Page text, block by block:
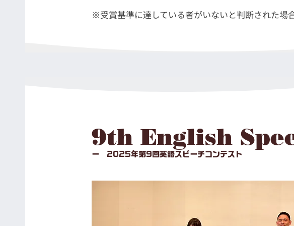
※受賞基準に達している者がいないと判断された場
9th English
ー 2025年第9回英語スピーチコンテスト